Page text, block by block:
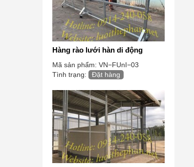
Hàng rào lưới hàn di động
Mã sản phẩm: VN−FUnI−03
Tình trạng:
Đặt hàng